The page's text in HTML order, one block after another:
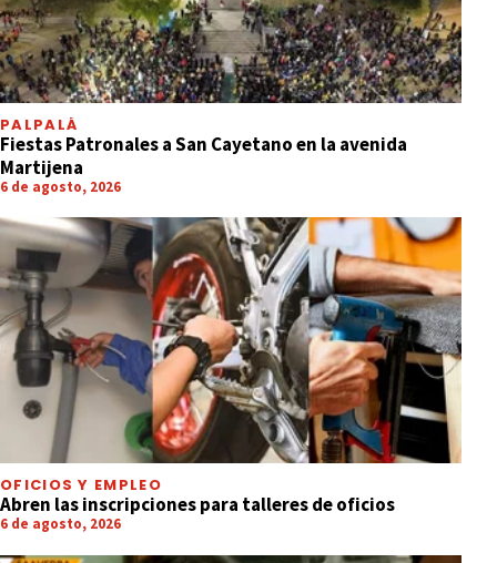
PALPALÁ
Fiestas Patronales a San Cayetano en la avenida
Martijena
6 de agosto, 2026
OFICIOS Y EMPLEO
Abren las inscripciones para talleres de oficios
6 de agosto, 2026